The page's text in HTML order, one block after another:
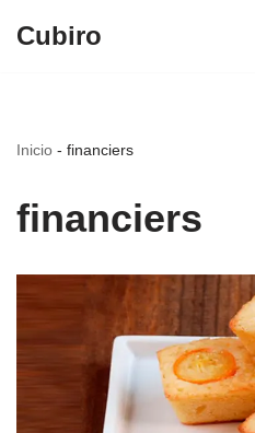
Cubiro
Inicio - financiers
financiers